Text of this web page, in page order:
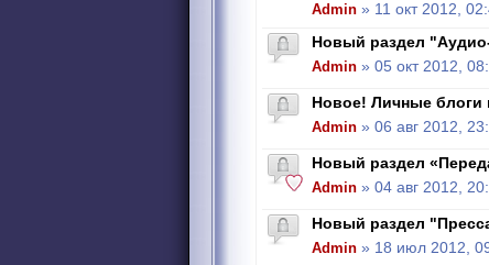
Admin » 11 окт 2012,
Новый раздел
Admin » 05 окт 2012,
Новое! Личные блоги
Admin » 06 авг 2012,
Новый раздел
Admin » 04 авг 2012,
Новый раздел
Admin » 18 июл 2012,